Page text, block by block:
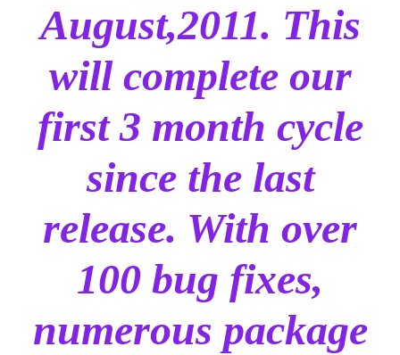
August,2011. This
will complete our
first 3 month cycle
since the last
release. With over
100 bug fixes,
numerous package